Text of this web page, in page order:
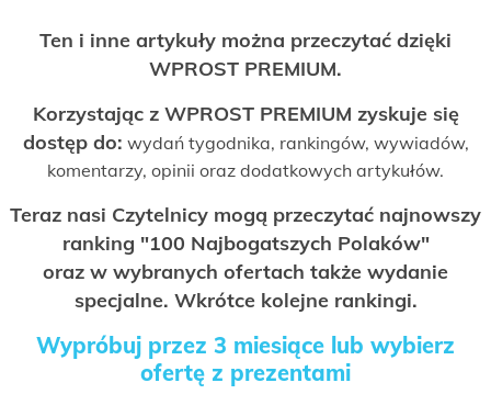
Ten i inne artykuły można przeczytać dzięki
WPROST PREMIUM.
Korzystając z WPROST PREMIUM zyskuje się
dostęp do: wydań tygodnika, rankingów, wywiadów,
komentarzy, opinii oraz dodatkowych artykułów.
Teraz nasi Czytelnicy mogą przeczytać najnowszy
ranking "100 Najbogatszych Polaków"
oraz w wybranych ofertach także wydanie
specjalne. Wkrótce kolejne rankingi.
Wypróbuj przez 3 miesiące lub wybierz
ofertę z prezentami